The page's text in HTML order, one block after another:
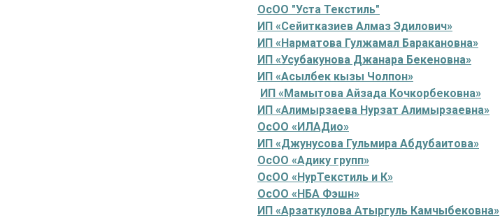
ОсОО "Уста Текстиль"
ИП «Сейитказиев Алмаз Эдилович»
ИП «Нарматова Гулжамал Баракановна»
ИП «Усубакунова Джанара Бекеновна»
ИП «Асылбек кызы Чолпон»
ИП «Мамытова Айзада Кочкорбековна»
ИП «Алимырзаева Нурзат Алимырзаевна»
ОсОО «ИЛАДио»
ИП «Джунусова Гульмира Абдубаитова»
ОсОО «Адику групп»
ОсОО «НурТекстиль и К»
ОсОО «НБА Фэшн»
ИП «Арзаткулова Атыргуль Камчыбековна»